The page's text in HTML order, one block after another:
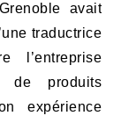
avait
traductrice
l’entreprise
de produits
expérience